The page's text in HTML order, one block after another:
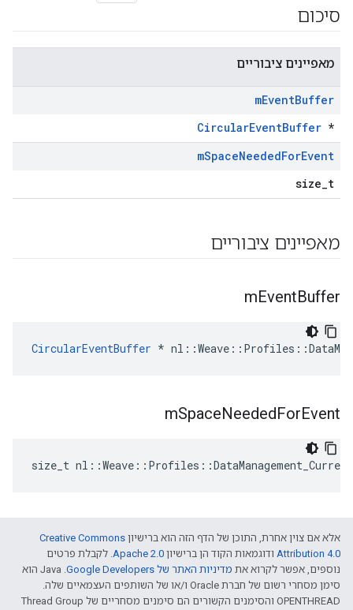
סיכום
מאפיינים ציבוריים
mEventBuffer
CircularEventBuffer *
mSpaceNeededForEvent
size_t
מאפיינים ציבוריים
mEventBuffer
CircularEventBuffer *
mSpaceNeededForEvent
size_t
אלא אם צוין אחרת, התוכן של הדף הזה הוא ברישיון Creative Commons
Attribution 4.0‏ ודוגמאות הקוד הן ברישיון Apache 2.0‏. לקבלת פרטים
נוספים, אפשר לקרוא את מדיניות האתר של Google Developers‏
.‏ Java הוא
סימן מסחרי רשום של חברת Oracle ו/או של השותפים העצמאיים שלה.
‫OPENTHREAD והסימנים הקשורים הם סימנים מסחריים של Thread Group